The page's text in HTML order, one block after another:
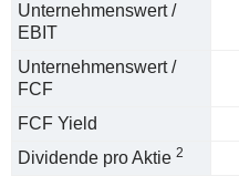
Unternehmenswert /
EBIT
Unternehmenswert /
FCF
FCF Yield
Dividende pro Aktie 2